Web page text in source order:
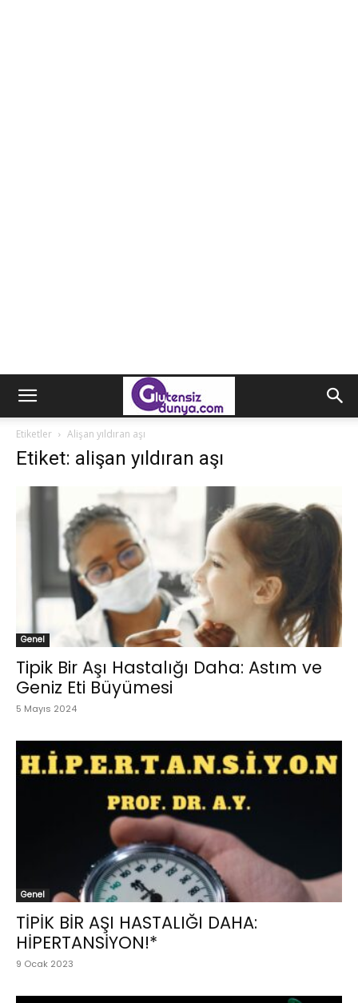
Etiketler Alişan yıldıran aşı
Etiket: alişan yıldıran aşı
Genel
Tipik Bir Aşı Hastalığı Daha: Astım ve
Geniz Eti Büyümesi
5 Mayıs 2024
Genel
TİPİK BİR AŞI HASTALIĞI DAHA:
HİPERTANSİYON!*
9 Ocak 2023